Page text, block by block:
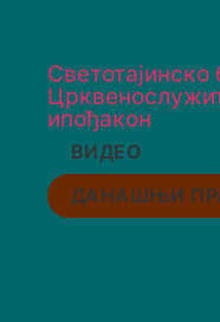
ипођакон
ВИДЕО
ДАНАШЊИ